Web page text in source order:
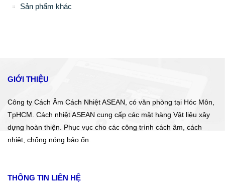
Sản phẩm khác
GIỚI THIỆU
Công ty Cách Âm Cách Nhiệt ASEAN, có văn phòng tại Hóc Môn,
TpHCM. Cách nhiệt ASEAN cung cấp các mặt hàng Vật liệu xây
dựng hoàn thiện. Phục vục cho các công trình cách âm, cách
nhiệt, chống nóng bảo ổn.
THÔNG TIN LIÊN HỆ